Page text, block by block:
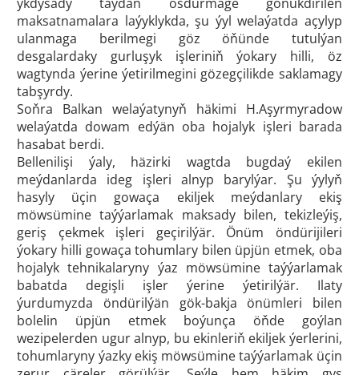
maksatnamalara laýyklykda, şu ýyl welaýatda açylyp
ulanmaga berilmegi göz öňünde tutulýan
desgalardaky gurluşyk işleriniň ýokary hilli, öz
wagtynda ýerine ýetirilmegini gözegçilikde saklamagy
tabşyrdy.
Soňra Balkan welaýatynyň häkimi H.Aşyrmyradow
welaýatda dowam edýän oba hojalyk işleri barada
hasabat berdi.
Bellenilişi ýaly, häzirki wagtda bugdaý ekilen
meýdanlarda ideg işleri alnyp barylýar. Şu ýylyň
hasyly üçin gowaça ekiljek meýdanlary ekiş
möwsümine taýýarlamak maksady bilen, tekizleýiş,
geriş çekmek işleri geçirilýär. Önüm öndürijileri
ýokary hilli gowaça tohumlary bilen üpjün etmek, oba
hojalyk tehnikalaryny ýaz möwsümine taýýarlamak
babatda degişli işler ýerine ýetirilýär. Ilaty
ýurdumyzda öndürilýän gök-bakja önümleri bilen
bolelin üpjün etmek boýunça öňde goýlan
wezipelerden ugur alnyp, bu ekinleriň ekiljek ýerlerini,
tohumlaryny ýazky ekiş möwsümine taýýarlamak üçin